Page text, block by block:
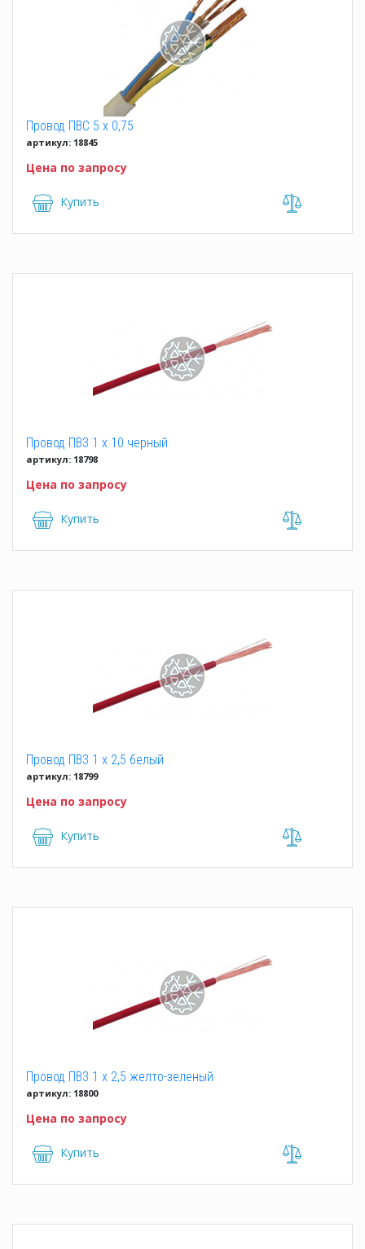
Провод ПВС 5 x 0,75
артикул: 18845
Цена по запросу
Купить
Провод ПВ3 1 x 10 черный
артикул: 18798
Цена по запросу
Купить
Провод ПВ3 1 x 2,5 белый
артикул: 18799
Цена по запросу
Купить
Провод ПВ3 1 x 2,5 желто-зеленый
артикул: 18800
Цена по запросу
Купить